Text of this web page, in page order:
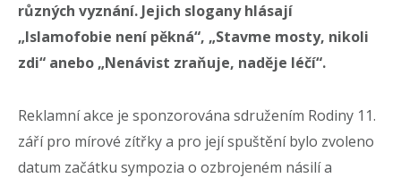
různých vyznání. Jejich slogany hlásají
„Islamofobie není pěkná“, „Stavme mosty, nikoli
zdi“ anebo „Nenávist zraňuje, naděje léčí“.
Reklamní akce je sponzorována sdružením Rodiny 11.
září pro mírové zítřky a pro její spuštění bylo zvoleno
datum začátku sympozia o ozbrojeném násilí a